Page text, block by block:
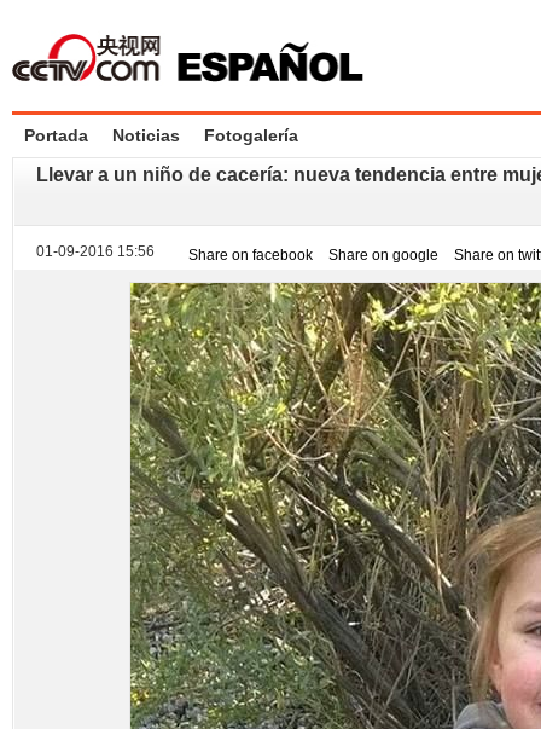
Portada Noticias Fotogalería
Llevar a un niño de cacería: nueva tendencia entre
01-09-2016 15:56 Share on facebook Share on google Share on